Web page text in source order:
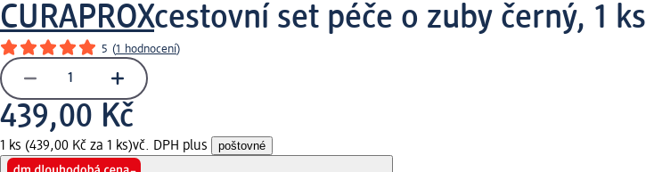
CURAPROXcestovní set péče o zuby černý, 1 ks
5 (1 hodnocení)
439,00 Kč
1 ks (439,00 Kč za 1 ks)vč. DPH plus poštovné